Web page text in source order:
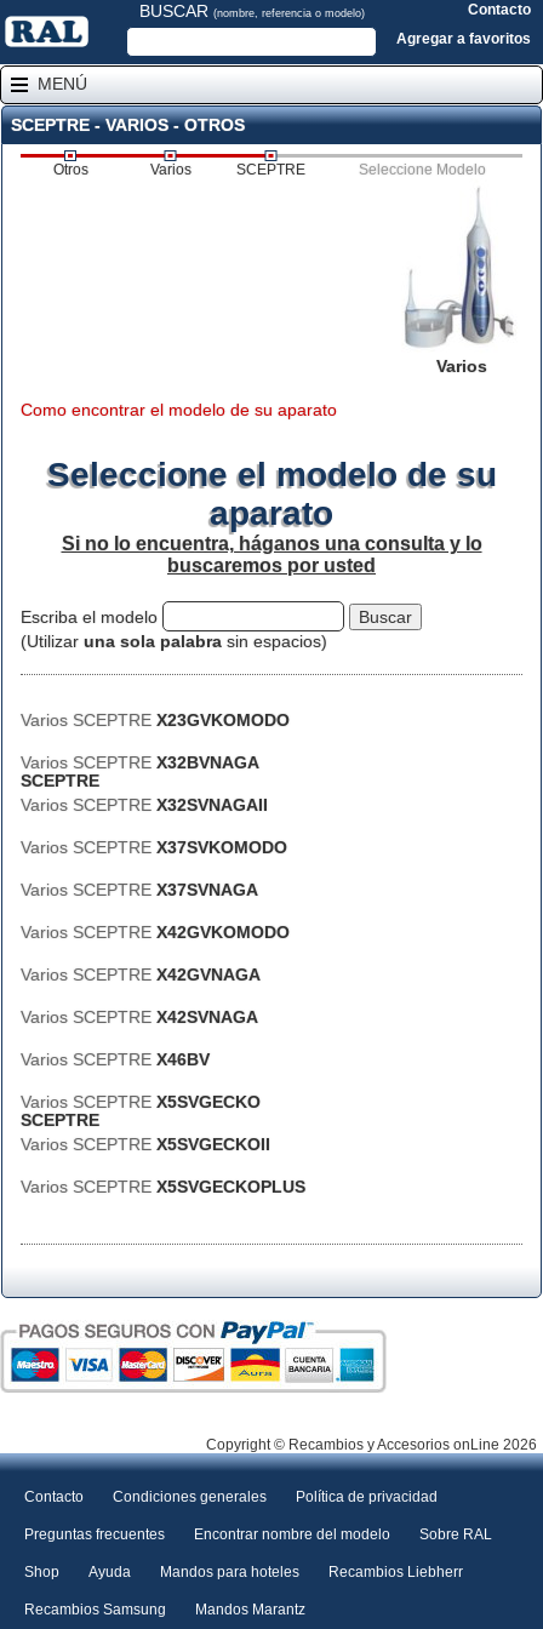
BUSCAR (nombre, referencia o modelo)
Contacto
Agregar a favoritos
MENÚ
SCEPTRE - VARIOS - OTROS
Otros Varios SCEPTRE Seleccione Modelo
Varios
Como encontrar el modelo de su aparato
Seleccione el modelo de su
aparato
Si no lo encuentra, háganos una consulta y lo
buscaremos por usted
Escriba el modelo
(Utilizar una sola palabra sin espacios)
Varios SCEPTRE X23GVKOMODO
Varios SCEPTRE X32BVNAGA
SCEPTRE
Varios SCEPTRE X32SVNAGAII
Varios SCEPTRE X37SVKOMODO
Varios SCEPTRE X37SVNAGA
Varios SCEPTRE X42GVKOMODO
Varios SCEPTRE X42GVNAGA
Varios SCEPTRE X42SVNAGA
Varios SCEPTRE X46BV
Varios SCEPTRE X5SVGECKO
SCEPTRE
Varios SCEPTRE X5SVGECKOII
Varios SCEPTRE X5SVGECKOPLUS
Copyright © Recambios y Accesorios onLine 2026
Contacto Condiciones generales Política de privacidad
Preguntas frecuentes Encontrar nombre del modelo Sobre RAL
Shop Ayuda Mandos para hoteles Recambios Liebherr
Recambios Samsung Mandos Marantz